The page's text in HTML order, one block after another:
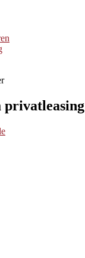
privatleasing